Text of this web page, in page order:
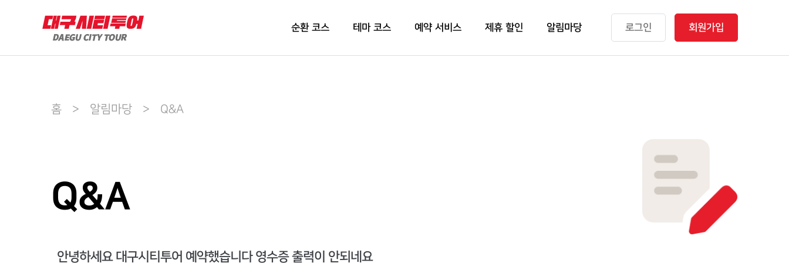
순환 코스 테마 코스 예약 서비스 제휴 할인 알림마당 로그인 회원가입
홈 > 알림마당 > Q&A
Q&A
안녕하세요 대구시티투어 예약했습니다 영수증 출력이 안되네요